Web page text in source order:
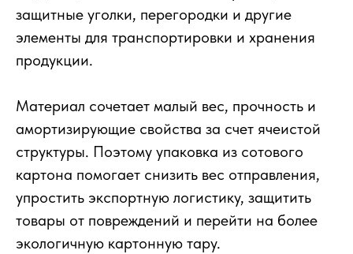
защитные уголки, перегородки и другие
элементы для транспортировки и хранения
продукции.
Материал сочетает малый вес, прочность и
амортизирующие свойства за счет ячеистой
структуры. Поэтому упаковка из сотового
картона помогает снизить вес отправления,
упростить экспортную логистику, защитить
товары от повреждений и перейти на более
экологичную картонную тару.